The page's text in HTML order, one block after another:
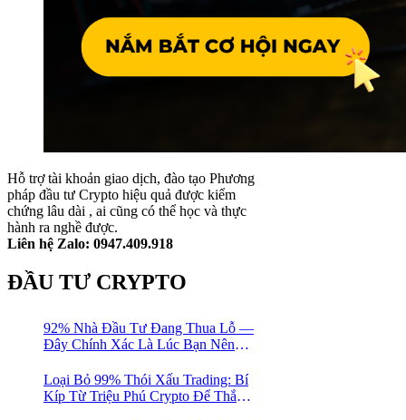
Hỗ trợ tài khoản giao dịch, đào tạo Phương
pháp đầu tư Crypto hiệu quả được kiểm
chứng lâu dài , ai cũng có thể học và thực
hành ra nghề được.
Liên hệ Zalo: 0947.409.918
ĐẦU TƯ CRYPTO
92% Nhà Đầu Tư Đang Thua Lỗ —
Đây Chính Xác Là Lúc Bạn Nên
Loại Bỏ 99% Thói Xấu Trading: Bí
Kíp Từ Triệu Phú Crypto Để Thắng